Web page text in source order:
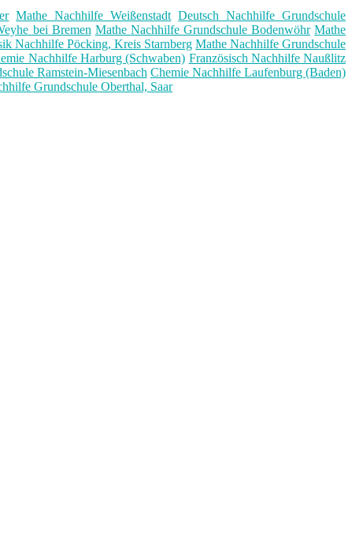
Mathe Nachhilfe Weißenstadt Deutsch Nachhilfe Grundschule
bei Bremen Mathe Nachhilfe Grundschule Bodenwöhr Mathe
Nachhilfe Pöcking, Kreis Starnberg Mathe Nachhilfe Grundschule
Nachhilfe Harburg (Schwaben) Französisch Nachhilfe Naußlitz
Ramstein-Miesenbach Chemie Nachhilfe Laufenburg (Baden)
Grundschule Oberthal, Saar